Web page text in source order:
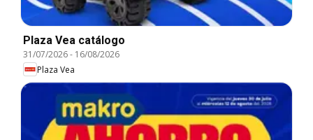
Plaza Vea catálogo
31/07/2026- 16/08/2026
Plaza Vea